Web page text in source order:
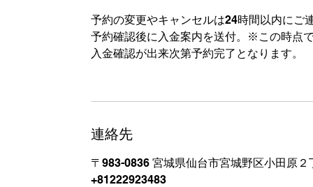
予約の変更やキャンセルは24時間以内にご
予約確認後に入金案内を送付。※この時点
入金確認が出来次第予約完了となります。
連絡先
〒983-0836 宮城県仙台市宮城野区小田原２
+81222923483